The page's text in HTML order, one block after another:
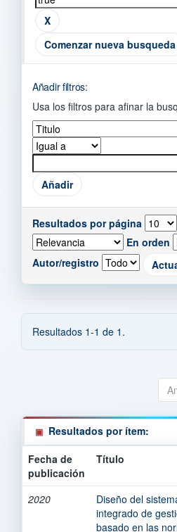
Comenzar nueva busqueda
Añadir filtros:
Usa los filtros para afinar la
Resultados por página
En orden
Autor/registro
Resultados 1-1 de 1.
Resultados por ítem:
Fecha de
publicación
Título
2020
Diseño del
integrado de
basado en las